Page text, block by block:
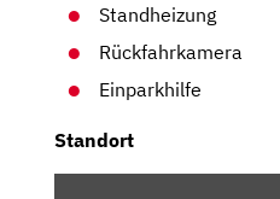
Standheizung
Rückfahrkamera
Einparkhilfe
Standort